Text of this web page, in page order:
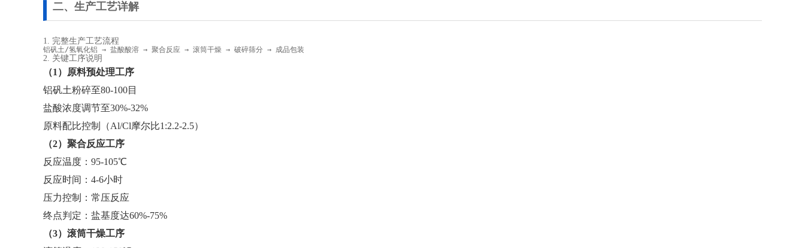
二、生产工艺详解
1. 完整生产工艺流程
铝矾土/氢氧化铝 → 盐酸酸溶 → 聚合反应 → 滚筒干燥 → 破碎筛分 → 成品包装
2. 关键工序说明
（1）原料预处理工序
铝矾土粉碎至80-100目
盐酸浓度调节至30%-32%
原料配比控制（Al/Cl摩尔比1:2.2-2.5）
（2）聚合反应工序
反应温度：95-105℃
反应时间：4-6小时
压力控制：常压反应
终点判定：盐基度达60%-75%
（3）滚筒干燥工序